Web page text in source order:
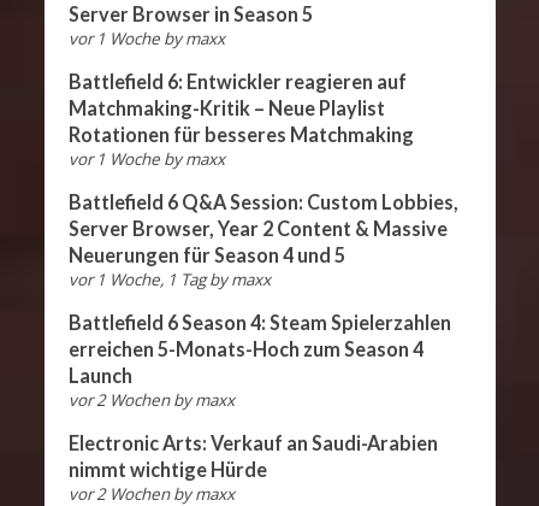
Server Browser in Season 5
vor 1 Woche bymaxx
Battlefield 6: Entwickler reagieren auf
Matchmaking-Kritik – Neue Playlist
Rotationen für besseres Matchmaking
vor 1 Woche bymaxx
Battlefield 6 Q&A Session: Custom Lobbies,
Server Browser, Year 2 Content & Massive
Neuerungen für Season 4 und 5
vor 1 Woche, 1 Tag bymaxx
Battlefield 6 Season 4: Steam Spielerzahlen
erreichen 5-Monats-Hoch zum Season 4
Launch
vor 2 Wochen bymaxx
Electronic Arts: Verkauf an Saudi-Arabien
nimmt wichtige Hürde
vor 2 Wochen bymaxx